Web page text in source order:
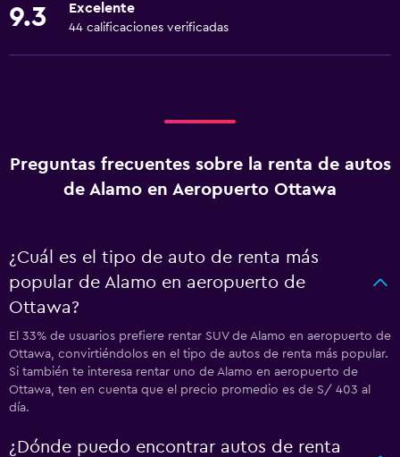
9.3 Excelente
44 calificaciones verificadas
Preguntas frecuentes sobre la renta de autos
de Alamo en Aeropuerto Ottawa
¿Cuál es el tipo de auto de renta más
popular de Alamo en aeropuerto de
Ottawa?
El 33% de usuarios prefiere rentar SUV de Alamo en aeropuerto de
Ottawa, convirtiéndolos en el tipo de autos de renta más popular.
Si también te interesa rentar uno de Alamo en aeropuerto de
Ottawa, ten en cuenta que el precio promedio es de S/ 403 al
día.
¿Dónde puedo encontrar autos de renta